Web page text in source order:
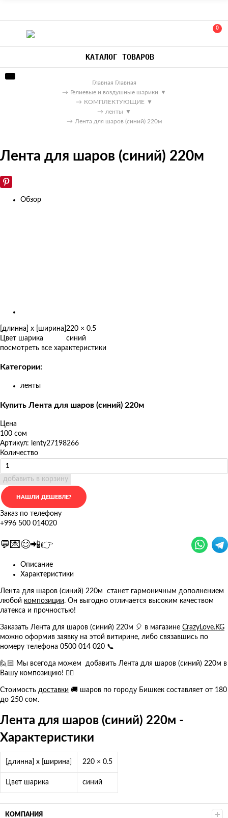
0
КАТАЛОГ ТОВАРОВ
Главная Главная
→ Гелиевые и воздушные шарики ▼
→ КОМПЛЕКТУЮЩИЕ ▼
→ ленты ▼
→ Лента для шаров (синий) 220м
Лента для шаров (синий) 220м
Обзор
[длинна] x [ширина] 220 × 0.5
Цвет шарика
синий
посмотреть все характеристики
Категории:
ленты
Купить Лента для шаров (синий) 220м
Цена
100 сом
Артикул: lenty27198266
Количество
добавить в корзину
Заказ по телефону
+996 500 014020
💬💌😊📲👉
Описание
Характеристики
Лента для шаров (синий) 220м станет гармоничным дополнением
любой композиции. Он выгодно отличается высоким качеством
латекса и прочностью!
Заказать Лента для шаров (синий) 220м 🎈 в магазине CrazyLove.KG
можно оформив заявку на этой витирине, либо связавшись по
номеру телефона 0500 014 020 📞
🙋🏻 Мы всегода можем добавить Лента для шаров (синий) 220м в
Вашу композицию! 👍🏻
Стоимость доставки 🚚 шаров по городу Бишкек составляет от 180
до 250 сом.
Лента для шаров (синий) 220м -
Характеристики
[длинна] x [ширина] 220 × 0.5
Цвет шарика синий
КОМПАНИЯ